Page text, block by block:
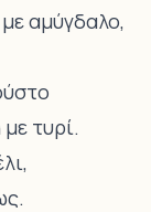
αμύγδαλο,
τυρί.